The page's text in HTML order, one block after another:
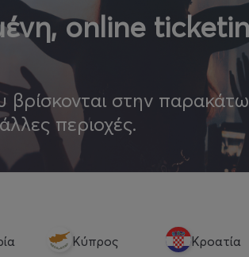
online
βρίσκονται στην παρακάτω
περιοχές.
Κύπρος Κροατία